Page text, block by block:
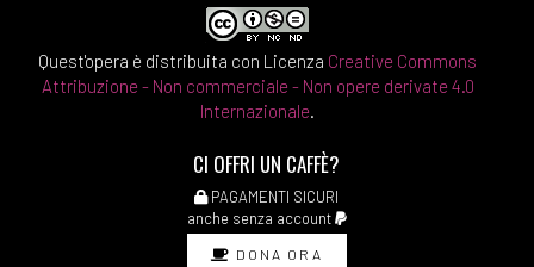
Quest'opera è distribuita con Licenza Creative Commons
Attribuzione - Non commerciale - Non opere derivate 4.0
Internazionale.
CI OFFRI UN CAFFÈ?
PAGAMENTI SICURI
anche senza account
DONA ORA